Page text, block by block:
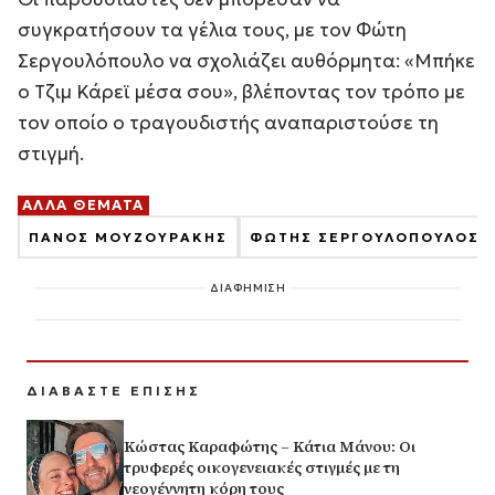
συγκρατήσουν τα γέλια τους, με τον Φώτη
Σεργουλόπουλο να σχολιάζει αυθόρμητα: «Μπήκε
ο Τζιμ Κάρεϊ μέσα σου», βλέποντας τον τρόπο με
τον οποίο ο τραγουδιστής αναπαριστούσε τη
στιγμή.
ΑΛΛΑ ΘΕΜΑΤΑ
ΠΑΝΟΣ ΜΟΥΖΟΥΡΑΚΗΣ ΦΩΤΗΣ ΣΕΡΓΟΥΛΟΠΟΥΛΟΣ
ΔΙΑΦΗΜΙΣΗ
ΔΙΑΒΑΣΤΕ ΕΠΙΣΗΣ
Κώστας Καραφώτης – Κάτια Μάνου: Οι
τρυφερές οικογενειακές στιγμές με τη
νεογέννητη κόρη τους